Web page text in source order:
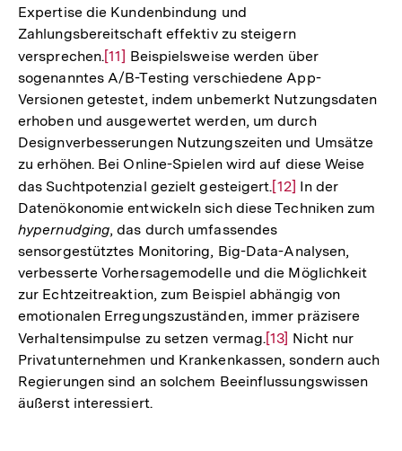
Expertise die Kundenbindung und
Zahlungsbereitschaft effektiv zu steigern
versprechen.Zur
Auflösung
der
Fußnote
[11] Beispielsweise werden über
sogenanntes A/B-Testing verschiedene App-
Versionen getestet, indem unbemerkt Nutzungsdaten
erhoben und ausgewertet werden, um durch
Designverbesserungen Nutzungszeiten und Umsätze
zu erhöhen. Bei Online-Spielen wird auf diese Weise
das Suchtpotenzial gezielt gesteigert.Zur
Auflösung
der
Fußnote
[12] In der
Datenökonomie entwickeln sich diese Techniken zum
hypernudging, das durch umfassendes
sensorgestütztes Monitoring, Big-Data-Analysen,
verbesserte Vorhersagemodelle und die Möglichkeit
zur Echtzeitreaktion, zum Beispiel abhängig von
emotionalen Erregungszuständen, immer präzisere
Verhaltensimpulse zu setzen vermag.Zur
Auflösung
der
[13] Nicht nur
Privatunternehmen und Krankenkassen, sondern auch
Regierungen sind an solchem Beeinflussungswissen
äußerst interessiert.